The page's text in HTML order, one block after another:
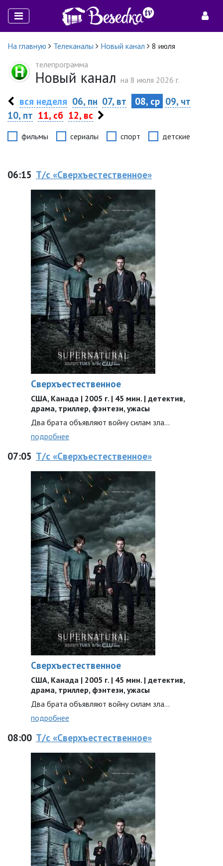
На главную Телеканалы Новый канал
8 июля
телепрограмма
Новый канал на 8 июля 2026 г.
вся неделя 06, пн 07, вт 08, ср 09, чт
10, пт 11, сб 12, вс
фильмы сериалы спорт детские
06:15 Т/с «Сверхъестественное»
Сверхъестественное
США, Канада | 2005 г. | 45 мин. | детектив,
драма, триллер, фэнтези, ужасы
Два брата объявляют войну силам зла…
подробнее
07:05 Т/с «Сверхъестественное»
Сверхъестественное
США, Канада | 2005 г. | 45 мин. | детектив,
драма, триллер, фэнтези, ужасы
Два брата объявляют войну силам зла…
подробнее
08:00 Т/с «Сверхъестественное»